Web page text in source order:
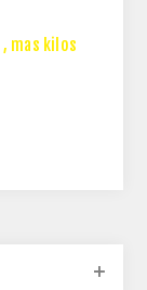
, mas kilos